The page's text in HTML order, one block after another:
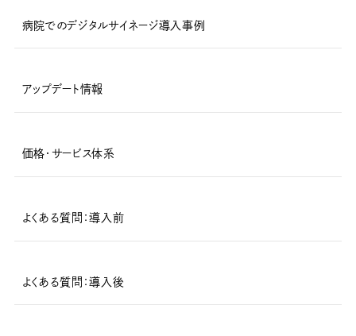
病院でのデジタルサイネージ導入事例
アップデート情報
価格・サービス体系
よくある質問：導入前
よくある質問：導入後